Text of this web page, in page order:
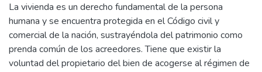
La vivienda es un derecho fundamental de la persona
humana y se encuentra protegida en el Código civil y
comercial de la nación, sustrayéndola del patrimonio como
prenda común de los acreedores. Tiene que existir la
voluntad del propietario del bien de acogerse al régimen de